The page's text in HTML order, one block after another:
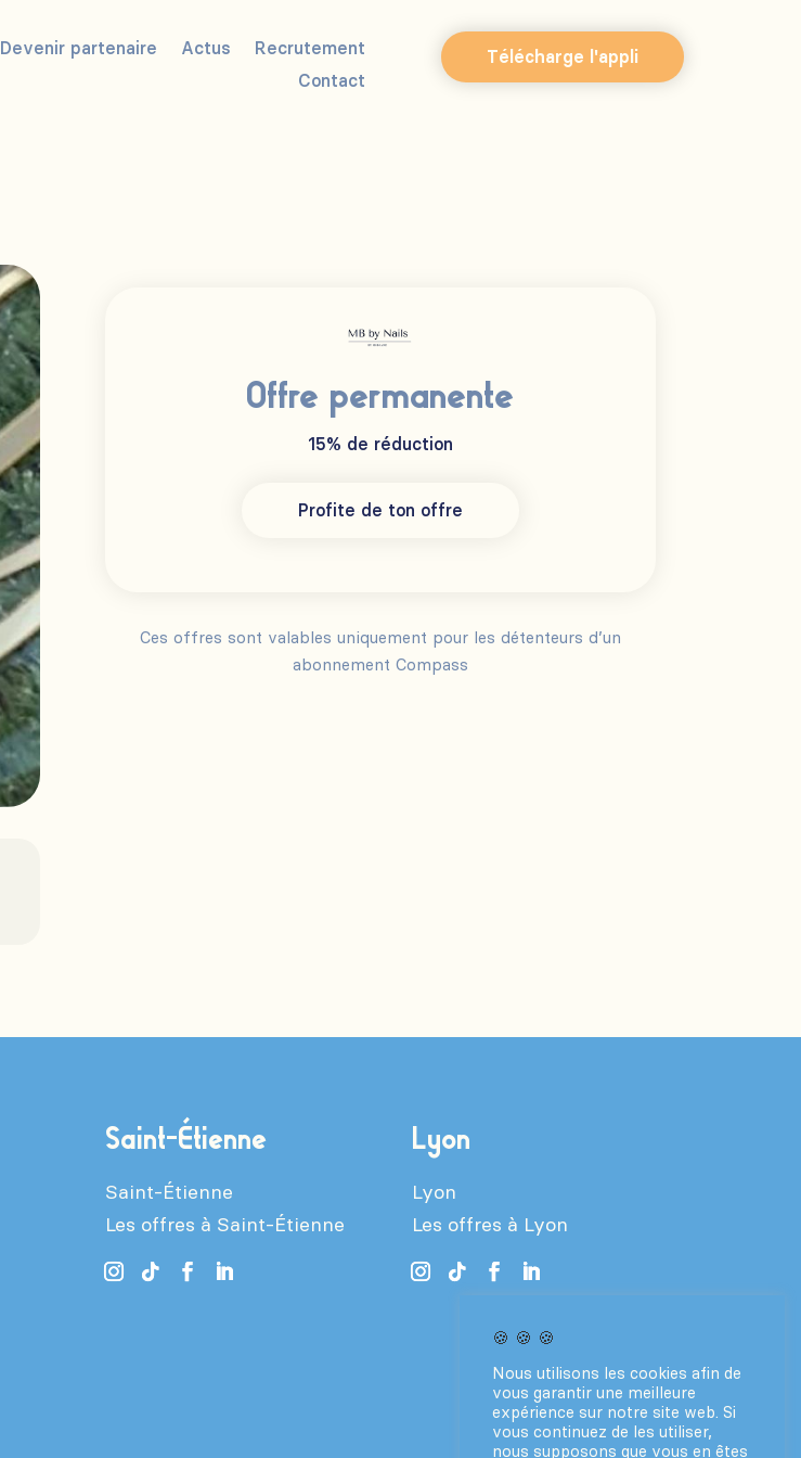
Devenir partenaire Actus
Recrutement
Contact
Télécharge l'appli
Offre permanente
15% de réduction
Profite de ton offre
Ces offres sont valables uniquement pour les détenteurs d’un
abonnement Compass
Saint-Étienne
Saint-Étienne
Les offres à Saint-Étienne
Lyon
Lyon
Les offres à Lyon
🍪 🍪 🍪
Nous utilisons les cookies afin de
vous garantir une meilleure
expérience sur notre site web. Si
vous continuez de les utiliser,
nous supposons que vous en êtes